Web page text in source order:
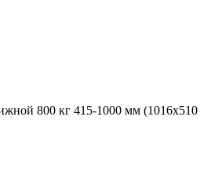
800 кг 415-1000 мм (1016х510